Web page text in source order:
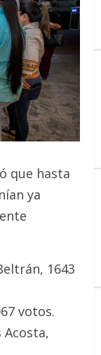
que hasta
ya
1643
votos.
Acosta,